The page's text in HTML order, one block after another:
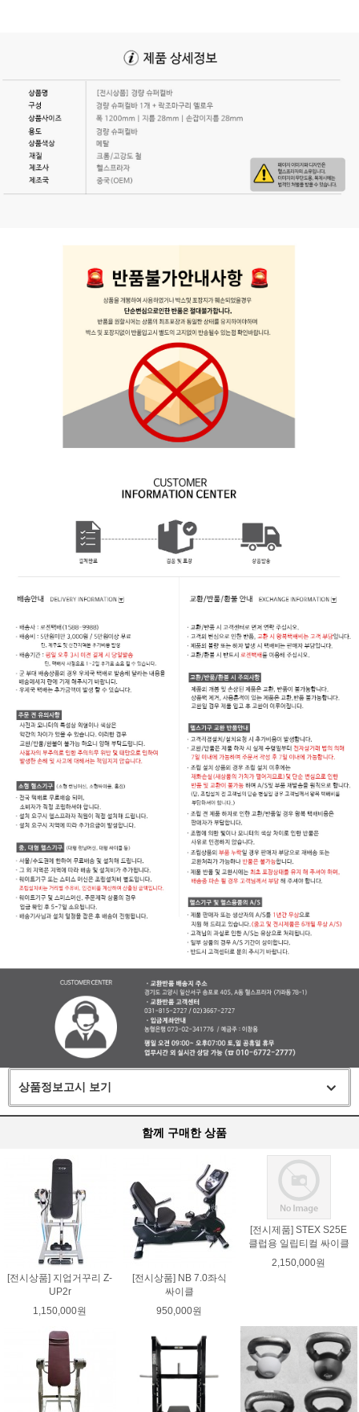
상품정보고시 보기
함께 구매한 상품
[전시상품] 지업거꾸리 Z-
UP2r
1,150,000원
[전시상품] NB 7.0좌식
싸이클
950,000원
[전시제품] STEX S25E
클럽용 일립티컬 싸이클
2,150,000원